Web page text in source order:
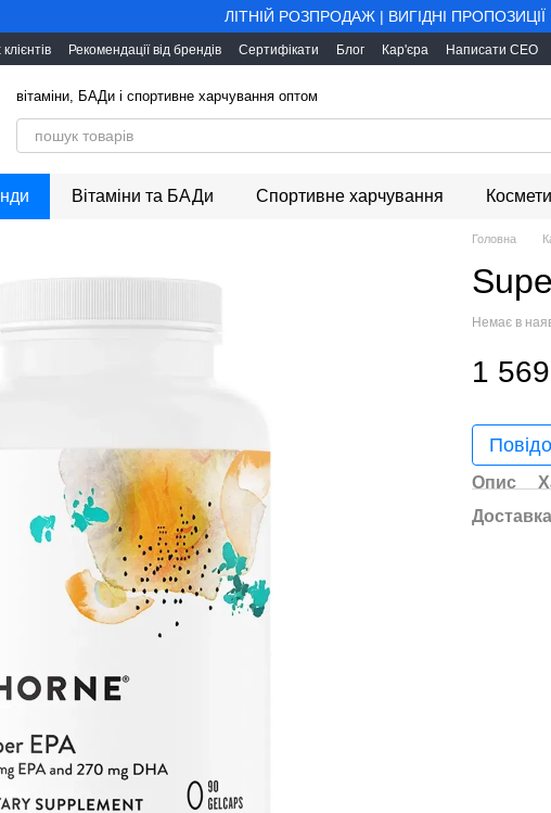
ЛІТНІЙ РОЗПРОДАЖ | ВИГІДНІ
Рекомендації від брендів Сертифікати Блог Кар'єра Написати CEO
вітаміни, БАДи і cпортивне харчування оптом
Вітаміни та БАДи Спортивне харчування
Головна
Немає в
1
Опис
Доставка